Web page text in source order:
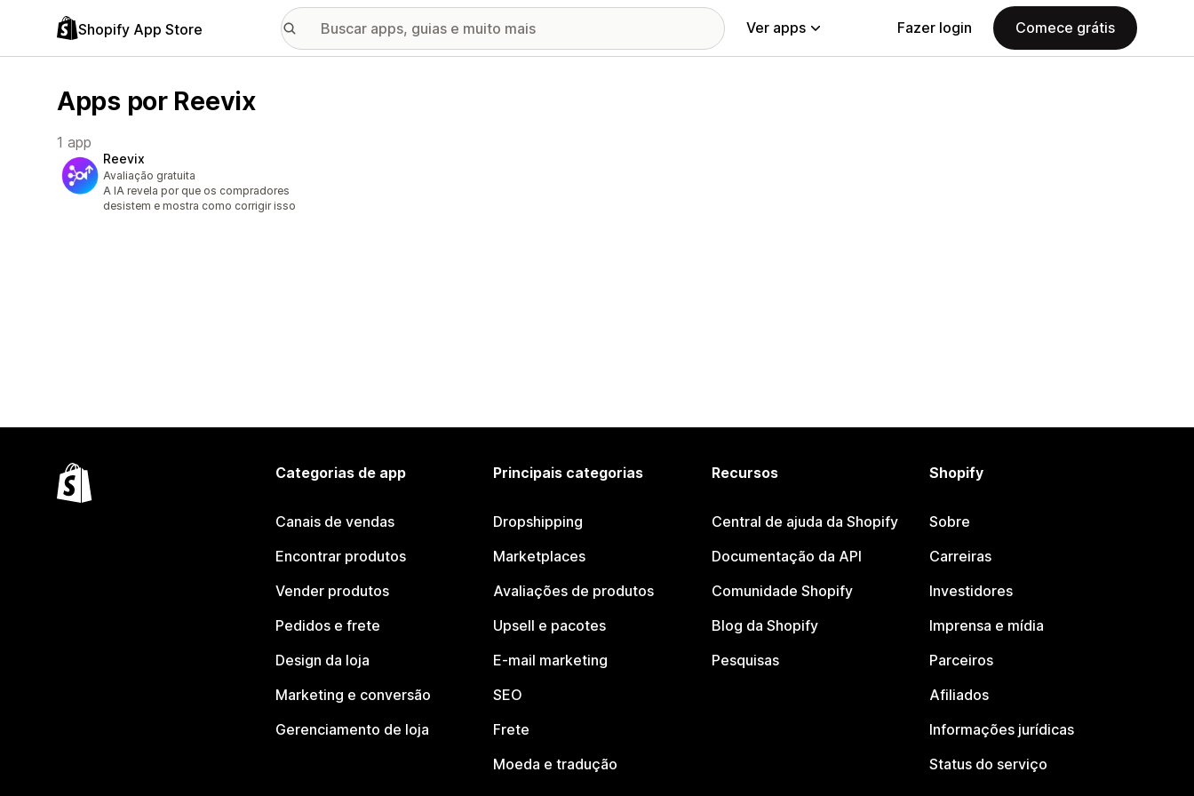
Shopify App Store Ver apps Fazer login Comece grátis
Apps por Reevix
1 app
Reevix
Avaliação gratuita
A IA revela por que os compradores
desistem e mostra como corrigir isso
Categorias de app
Canais de vendas
Encontrar produtos
Vender produtos
Pedidos e frete
Design da loja
Marketing e conversão
Gerenciamento de loja
Principais categorias
Dropshipping
Marketplaces
Avaliações de produtos
Upsell e pacotes
E-mail marketing
SEO
Frete
Moeda e tradução
Recursos
Central de ajuda da Shopify
Documentação da API
Comunidade Shopify
Blog da Shopify
Pesquisas
Shopify
Sobre
Carreiras
Investidores
Imprensa e mídia
Parceiros
Afiliados
Informações jurídicas
Status do serviço